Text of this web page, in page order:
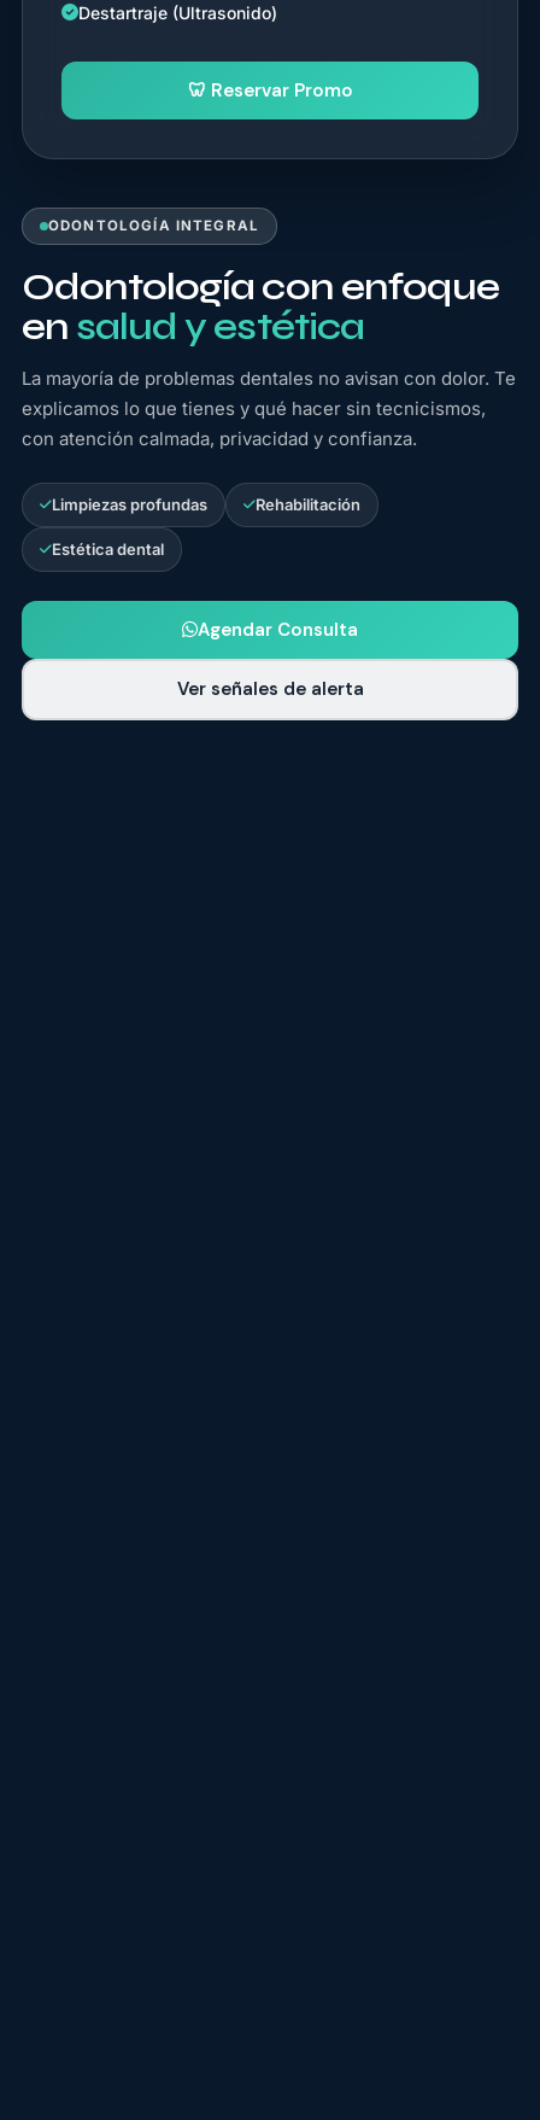
ODONTOLOGÍA INTEGRAL
Odontología con enfoque
en salud y estética
La mayoría de problemas dentales no avisan con dolor. Te
explicamos lo que tienes y qué hacer sin tecnicismos,
con atención calmada, privacidad y confianza.
Limpiezas profundas Rehabilitación
Estética dental
Agendar Consulta
Ver señales de alerta
Destartraje (Ultrasonido)
🦷 Reservar Promo